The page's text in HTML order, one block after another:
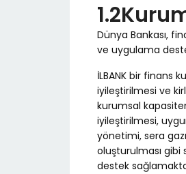
Dünya Bankası,
ve uygulama
İLBANK bir finans
iyileştirilmesi ve
kurumsal
iyileştirilmesi,
yönetimi, sera
oluşturulması
destek